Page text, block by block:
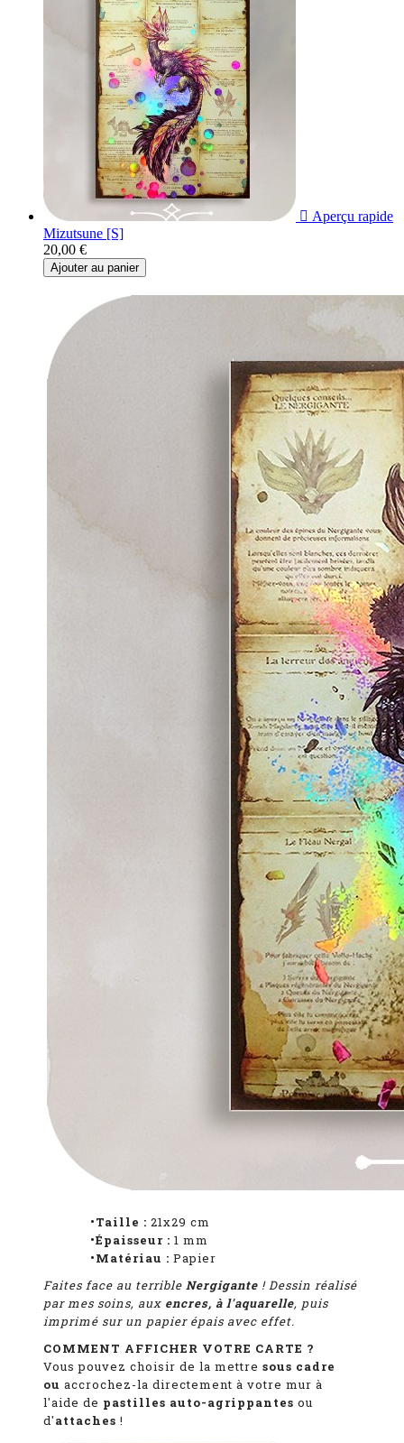
 Aperçu rapide
Mizutsune [S]
20,00 €
Ajouter au panier
•Taille : 21x29 cm
•Épaisseur : 1 mm
•Matériau : Papier
Faites face au terrible Nergigante ! Dessin réalisé
par mes soins, aux encres, à l'aquarelle, puis
imprimé sur un papier épais avec effet.
COMMENT AFFICHER VOTRE CARTE ?
Vous pouvez choisir de la mettre sous cadre
ou accrochez-la directement à votre mur à
l'aide de pastilles auto-agrippantes ou
d'attaches !